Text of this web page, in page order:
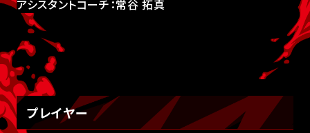
アシスタントコーチ：常谷 拓真
プレイヤー